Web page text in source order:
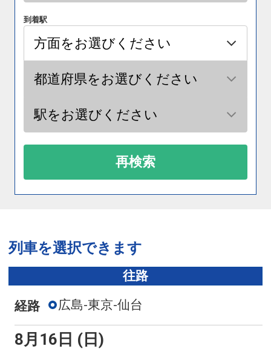
到着駅
再検索
列車を選択できます
往路
経路 広島-東京-仙台
8月16日 (日)